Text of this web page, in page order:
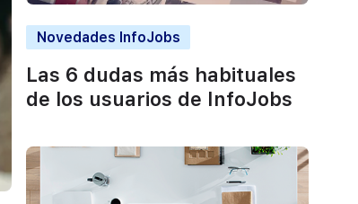
Novedades InfoJobs
Las 6 dudas más habituales
de los usuarios de InfoJobs